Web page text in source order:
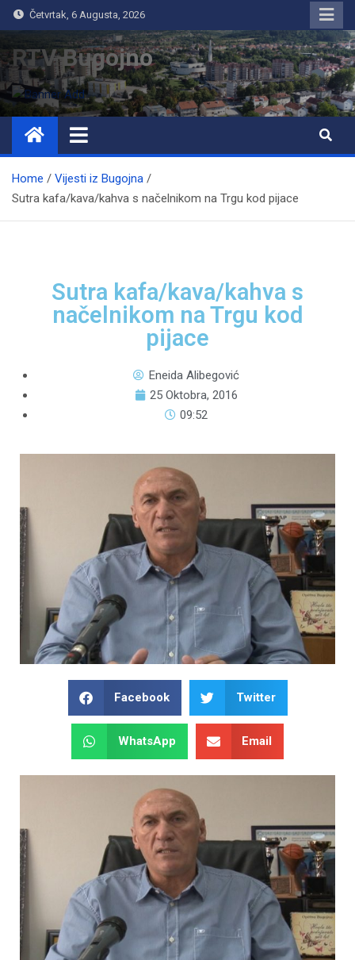
Četvrtak, 6 Augusta, 2026
RTV Bugojno
Home
Vijesti iz Bugojna
Sutra kafa/kava/kahva s načelnikom na Trgu kod pijace
Sutra kafa/kava/kahva s
načelnikom na Trgu kod
pijace
Eneida Alibegović
25 Oktobra, 2016
09:52
Facebook Twitter
WhatsApp Email